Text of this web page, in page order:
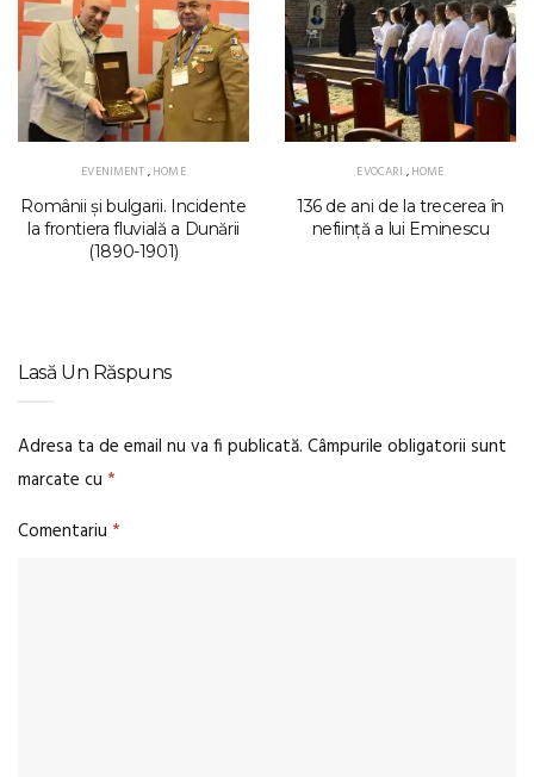
EVENIMENT,HOME
Românii și bulgarii. Incidente
la frontiera fluvială a Dunării
(1890-1901)
EVOCARI ,HOME
136 de ani de la trecerea în
neființă a lui Eminescu
Lasă Un Răspuns
Adresa ta de email nu va fi publicată. Câmpurile obligatorii sunt
marcate cu *
Comentariu *